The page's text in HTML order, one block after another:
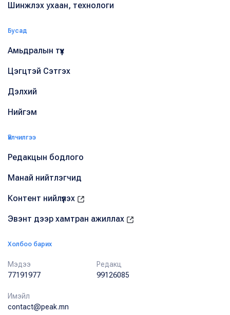
Шинжлэх ухаан, технологи
Бусад
Амьдралын түүх
Цэгцтэй Сэтгэх
Дэлхий
Нийгэм
Үйлчилгээ
Редакцын бодлого
Манай нийтлэгчид
Контент нийлүүлэх
Эвэнт дээр хамтран ажиллах
Холбоо барих
Мэдээ
77191977
Редакц
99126085
Имэйл
contact@peak.mn